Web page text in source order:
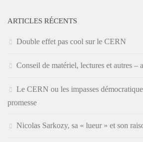
ARTICLES RÉCENTS
Double effet pas cool sur le CERN
Conseil de matériel, lectures et autres
Le CERN ou les impasses
promesse
Nicolas Sarkozy, sa « lueur » et son